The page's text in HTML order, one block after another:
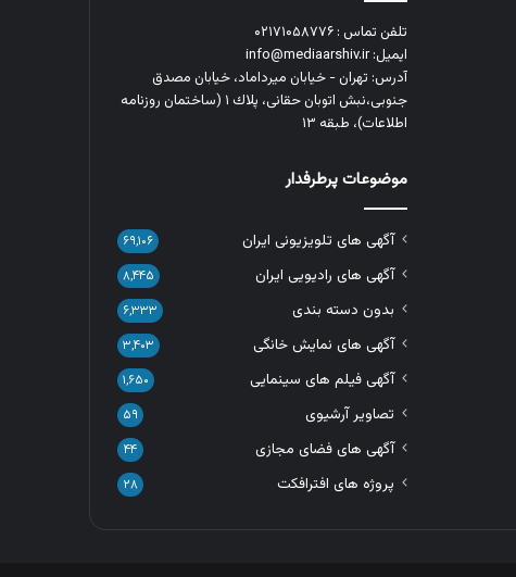
تلفن تماس : ۰۲۱۷۱۰۵۸۷۷۶
ایمیل: info@mediaarshiv.ir
آدرس: تهران - خیابان میرداماد، خیابان مصدق
جنوبی،نبش اتوبان حقانی، پلاك ١ (ساختمان روزنامه
اطلاعات)، طبقه ۱۳
موضوعات پرطرفدار
آگهی های تلویزیونی ایران ۶۹,۱۰۶
آگهی های رادیویی ایران ۸,۴۴۵
بدون دسته بندی ۶,۳۳۳
آگهی های نمایش خانگی ۳,۴۰۳
آگهی فیلم های سینمایی ۱,۶۵۰
تصاویر آرشیوی ۵۹
آگهی های فضای مجازی ۴۴
پروژه های افترافکت ۲۸